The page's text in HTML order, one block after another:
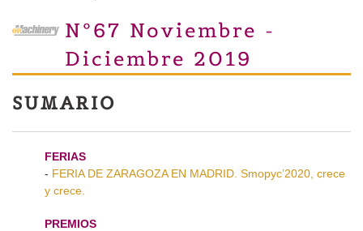
Nº67 Noviembre -
Diciembre 2019
SUMARIO
FERIAS
- FERIA DE ZARAGOZA EN MADRID. Smopyc’2020, crece
y crece.
PREMIOS